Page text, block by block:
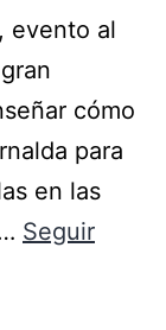
evento al
cómo
para
en las
Seguir